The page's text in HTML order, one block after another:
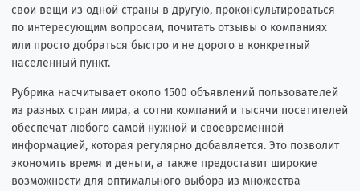
свои вещи из одной страны в другую, проконсультироваться
по интересующим вопросам, почитать отзывы о компаниях
или просто добраться быстро и не дорого в конкретный
населенный пункт.
Рубрика насчитывает около 1500 объявлений пользователей
из разных стран мира, а сотни компаний и тысячи посетителей
обеспечат любого самой нужной и своевременной
информацией, которая регулярно добавляется. Это позволит
экономить время и деньги, а также предоставит широкие
возможности для оптимального выбора из множества